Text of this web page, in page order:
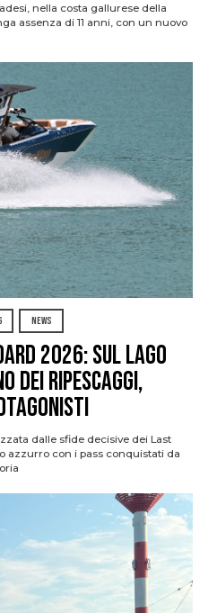
nella costa gallurese della
assenza di 11 anni, con un nuovo
NEWS
2026: sul Lago
dei ripescaggi,
dalle sfide decisive dei Last
azzurro con i pass conquistati da